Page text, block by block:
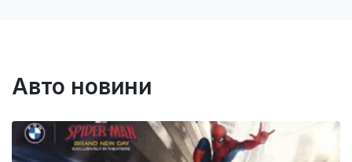
Авто новини